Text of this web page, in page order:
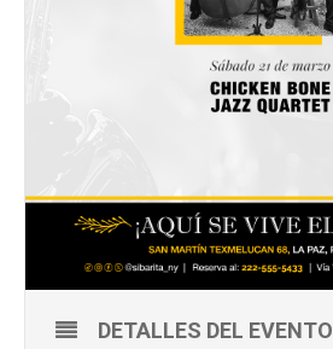
DETALLES DEL EVENTO